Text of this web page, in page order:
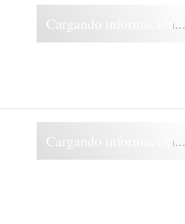
Cargando información...
Cargando información...